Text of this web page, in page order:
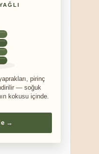
pirinç
— soğuk
kokusu içinde.
→